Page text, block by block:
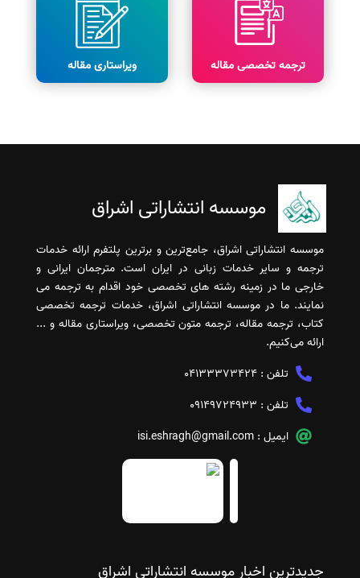
ترجمه تخصصی مقاله ویراستاری مقاله
موسسه انتشاراتی اشراق
موسسه انتشاراتی اشراق، جامع‌ترین و برترین پلتفرم ارائه خدمات
ترجمه و سایر خدمات زبانی در ایران است. مترجمان ایرانی و
خارجی ما در زمینه رشته های تخصصی خود اقدام به ترجمه می
نمایند. ما در موسسه انتشاراتی اشراق، خدمات ترجمه تخصصی
کتاب، ترجمه مقاله، ترجمه متون تخصصی، ویراستاری مقاله و ...
ارائه می‌کنیم.
تلفن : 04133373424
تلفن : 09149724933
ایمیل : isi.eshragh@gmail.com
جدیدترین اخبار موسسه انتشاراتی اشراق